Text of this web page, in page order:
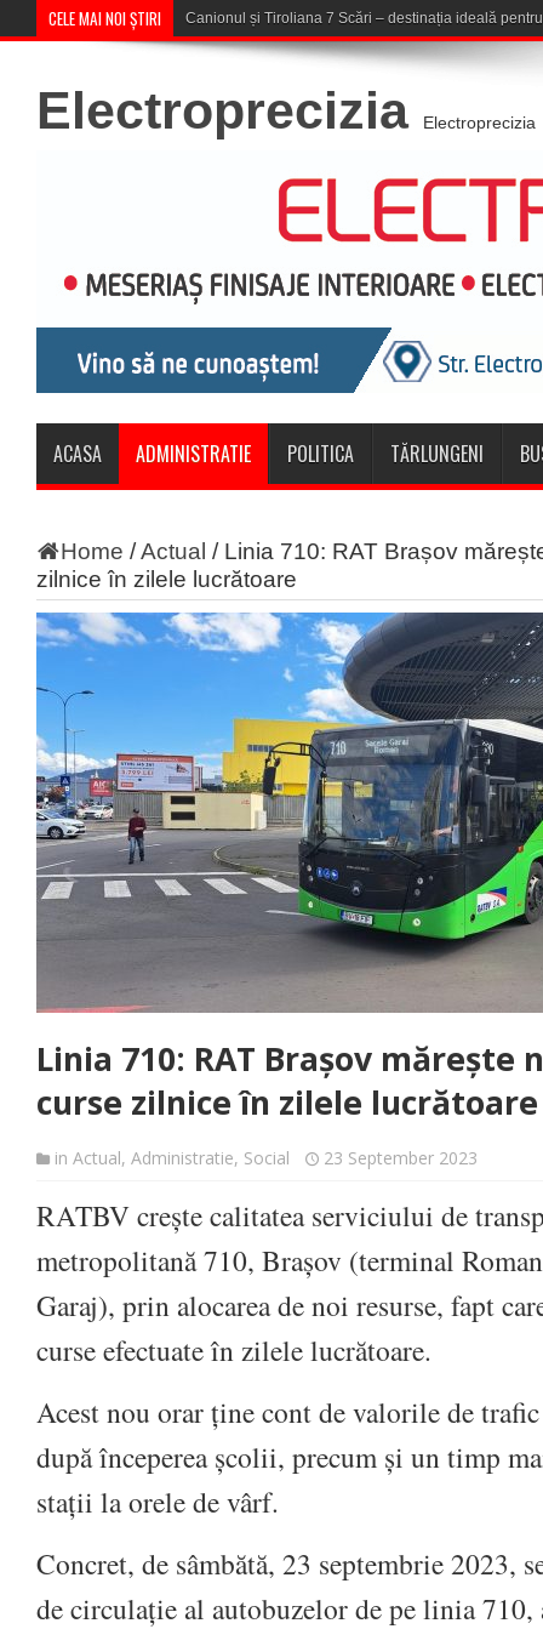
CELE MAI NOI ȘTIRI Concert în aer liber la Komeea Café &am
Electroprecizia Electroprecizia
ACASA ADMINISTRATIE POLITICA TĂRLUNGENI
Home /Actual / Linia 710: RAT Brașov
zilnice în zilele lucrătoare
Linia 710: RAT Brașov mărește
curse zilnice în zilele lucrătoare
in Actual, Administratie, Social 23 September 2023
RATBV crește calitatea serviciului de
metropolitană 710, Brașov (terminal
Garaj), prin alocarea de noi resurse, fapt
curse efectuate în zilele lucrătoare.
Acest nou orar ține cont de valorile de
după începerea școlii, precum și un timp
stații la orele de vârf.
Concret, de sâmbătă, 23 septembrie 2023,
de circulație al autobuzelor de pe linia 710,